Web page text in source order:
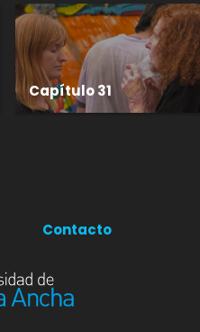
Capítulo 31
Contacto